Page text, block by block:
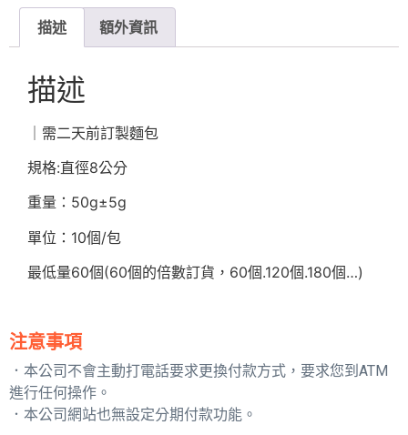
描述 額外資訊
描述
｜需二天前訂製麵包
規格:直徑8公分
重量：50g±5g
單位：10個/包
最低量60個(60個的倍數訂貨，60個.120個.180個…)
注意事項
．本公司不會主動打電話要求更換付款方式，要求您到ATM
進行任何操作。
．本公司網站也無設定分期付款功能。